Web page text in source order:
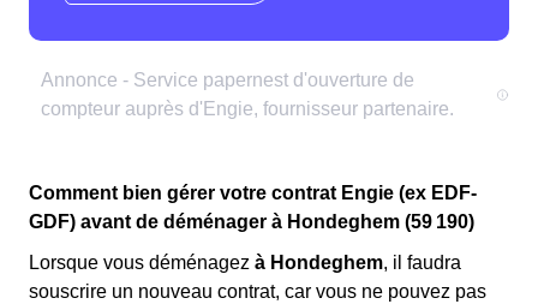
Comment bien gérer votre contrat Engie (ex EDF-
GDF) avant de déménager à Hondeghem (59 190)
Lorsque vous déménagez à Hondeghem, il faudra
souscrire un nouveau contrat, car vous ne pouvez pas